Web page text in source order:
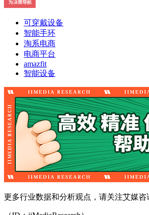
可穿戴设备
智能手环
淘系电商
电商平台
amazfit
智能设备
更多行业数据和分析观点，请关注艾媒咨